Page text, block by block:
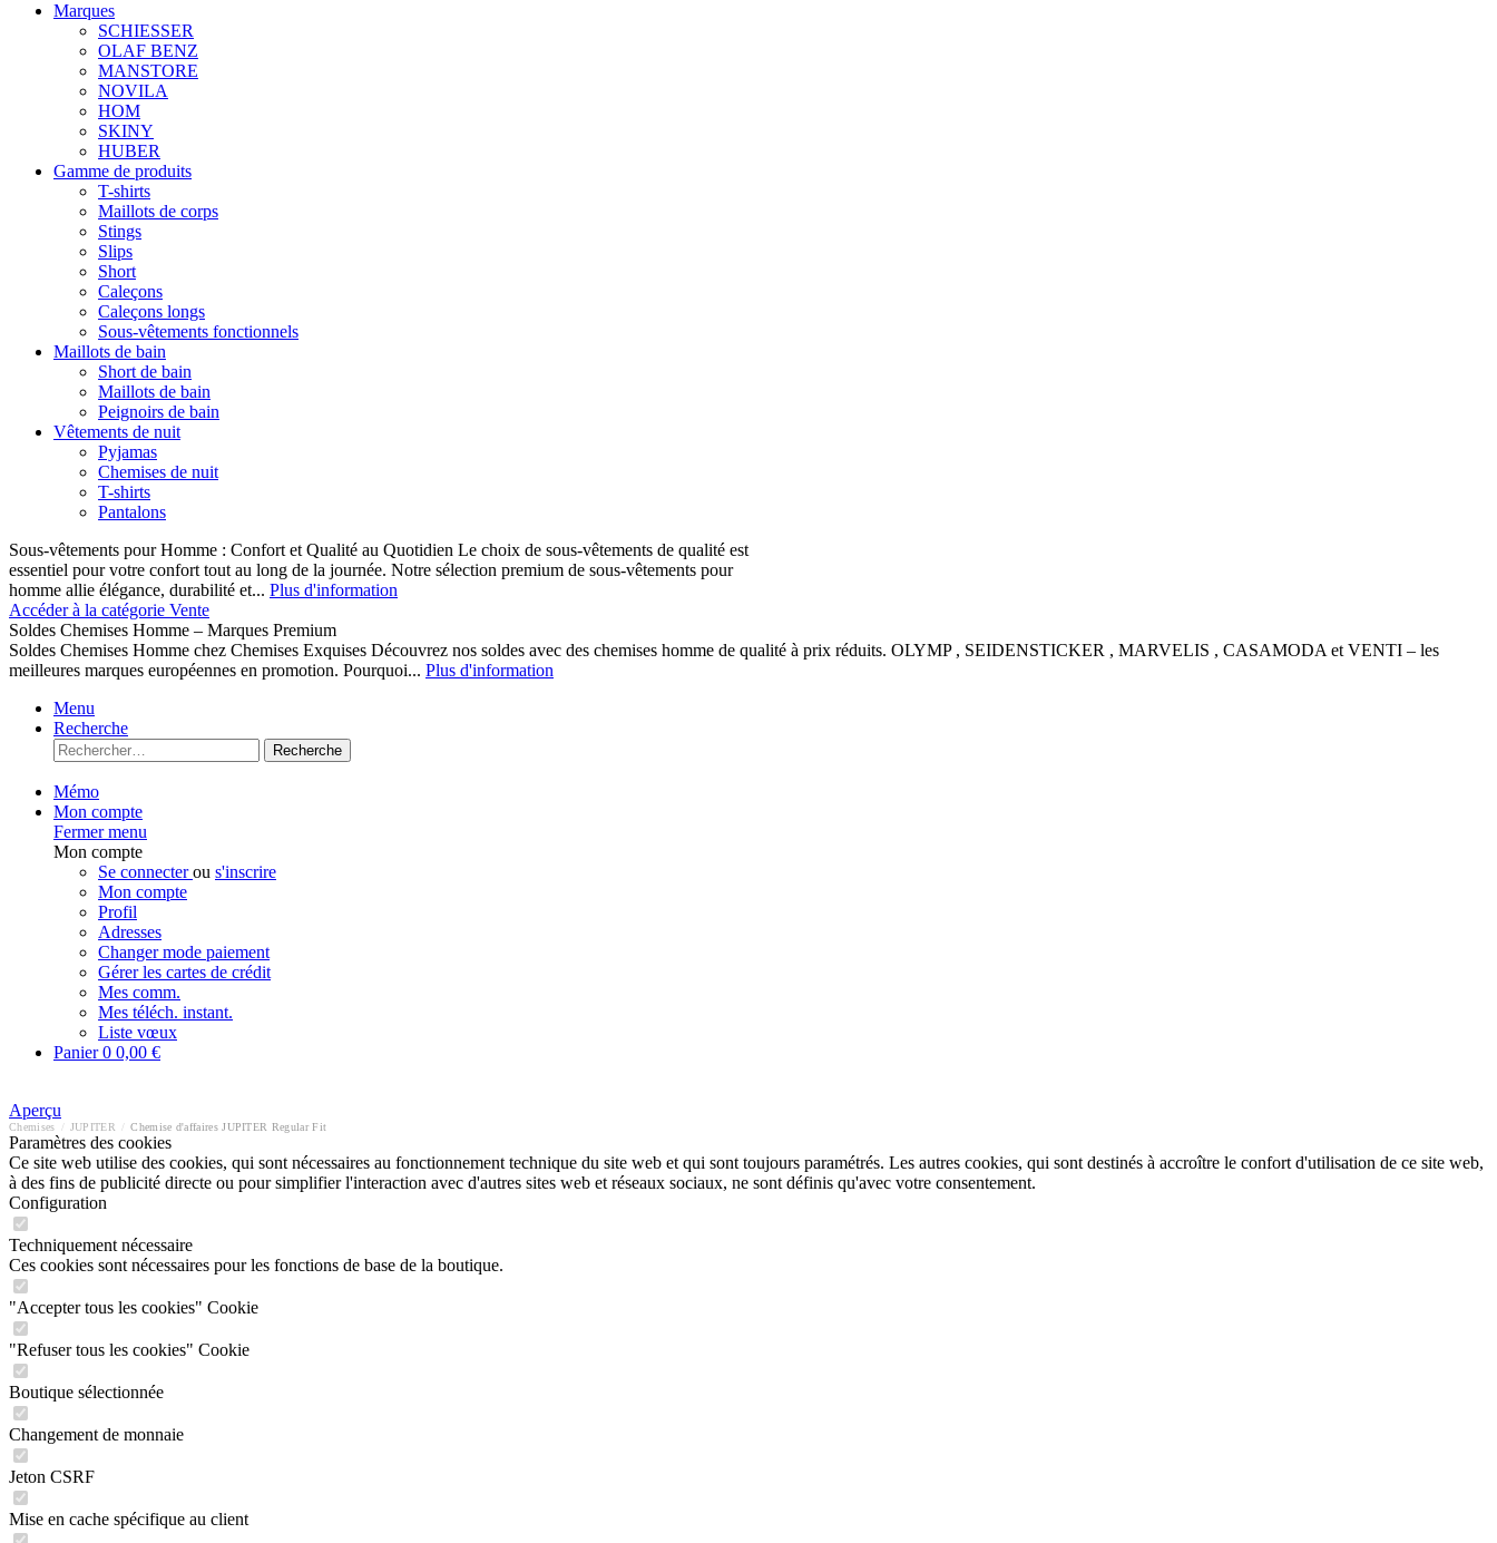
Marques
SCHIESSER
OLAF BENZ
MANSTORE
NOVILA
HOM
SKINY
HUBER
Gamme de produits
T-shirts
Maillots de corps
Stings
Slips
Short
Caleçons
Caleçons longs
Sous-vêtements fonctionnels
Maillots de bain
Short de bain
Maillots de bain
Peignoirs de bain
Vêtements de nuit
Pyjamas
Chemises de nuit
T-shirts
Pantalons
Sous-vêtements pour Homme : Confort et Qualité au Quotidien Le choix de sous-vêtements de qualité est
essentiel pour votre confort tout au long de la journée. Notre sélection premium de sous-vêtements pour
homme allie élégance, durabilité et... Plus d'information
Accéder à la catégorie Vente
Soldes Chemises Homme – Marques Premium
Soldes Chemises Homme chez Chemises Exquises Découvrez nos soldes avec des chemises homme de qualité à prix réduits. OLYMP , SEIDENSTICKER , MARVELIS , CASAMODA et VENTI – les
meilleures marques européennes en promotion. Pourquoi... Plus d'information
Menu
Recherche
Recherche
Mémo
Mon compte
Fermer menu
Mon compte
Se connecterou s'inscrire
Mon compte
Profil
Adresses
Changer mode paiement
Gérer les cartes de crédit
Mes comm.
Mes téléch. instant.
Liste vœux
Panier0 0,00 €
Aperçu
Chemises JUPITER Chemise d'affaires JUPITER Regular Fit
Paramètres des cookies
Ce site web utilise des cookies, qui sont nécessaires au fonctionnement technique du site web et qui sont toujours paramétrés. Les autres cookies, qui sont destinés à accroître le confort d'utilisation de ce site web,
à des fins de publicité directe ou pour simplifier l'interaction avec d'autres sites web et réseaux sociaux, ne sont définis qu'avec votre consentement.
Configuration
Techniquement nécessaire
Ces cookies sont nécessaires pour les fonctions de base de la boutique.
"Accepter tous les cookies" Cookie
"Refuser tous les cookies" Cookie
Boutique sélectionnée
Changement de monnaie
Jeton CSRF
Mise en cache spécifique au client